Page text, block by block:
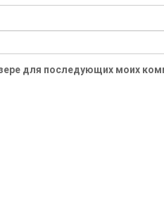
для последующих моих